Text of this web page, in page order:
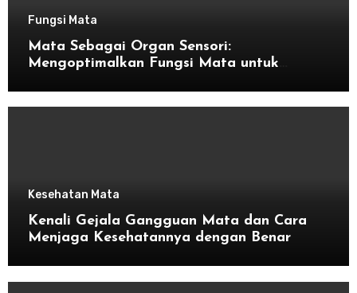
Fungsi Mata
Mata Sebagai Organ Sensori:
Mengoptimalkan Fungsi Mata untuk
Kesehatan Mata
Kenali Gejala Gangguan Mata dan Cara
Menjaga Kesehatannya dengan Benar